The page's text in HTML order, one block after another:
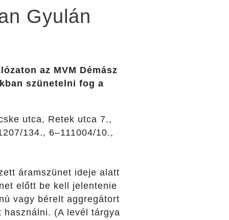
Gyulán
az MVM Démász
szünetelni fog a
utca, Retek utca 7.,
134., 6–111004/10.,
áramszünet ideje alatt
előtt be kell jelentenie
vagy bérelt aggregátort
(A levél tárgya